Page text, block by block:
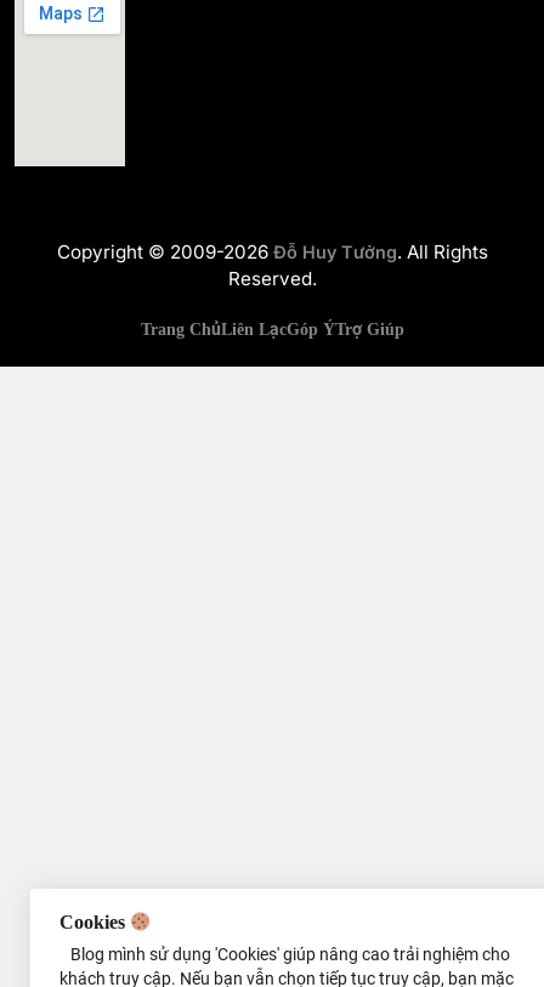
Copyright © 2009-2026 Đỗ Huy Tưởng. All Rights
Reserved.
Trang ChủLiên LạcGóp ÝTrợ Giúp
Cookies
Blog mình sử dụng 'Cookies' giúp nâng cao trải nghiệm cho
khách truy cập. Nếu bạn vẫn chọn tiếp tục truy cập, bạn mặc